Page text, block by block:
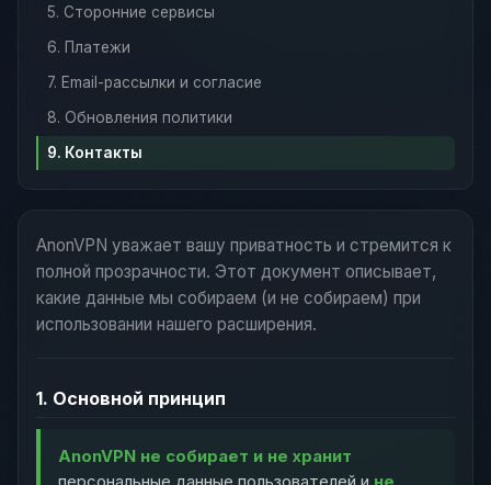
5. Сторонние сервисы
6. Платежи
7. Email-рассылки и согласие
8. Обновления политики
9. Контакты
AnonVPN уважает вашу приватность и стремится к
полной прозрачности. Этот документ описывает,
какие данные мы собираем (и не собираем) при
использовании нашего расширения.
1. Основной принцип
AnonVPN не собирает и не хранит